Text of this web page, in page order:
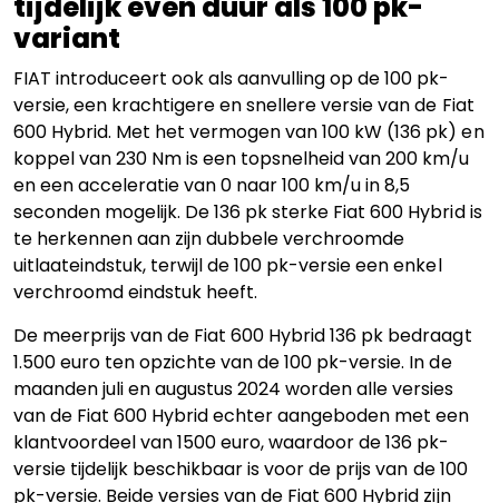
variant
FIAT introduceert ook als aanvulling op de 100 pk-
versie, een krachtigere en snellere versie van de Fiat
600 Hybrid. Met het vermogen van 100 kW (136 pk) en
koppel van 230 Nm is een topsnelheid van 200 km/u
en een acceleratie van 0 naar 100 km/u in 8,5
seconden mogelijk. De 136 pk sterke Fiat 600 Hybrid is
te herkennen aan zijn dubbele verchroomde
uitlaateindstuk, terwijl de 100 pk-versie een enkel
verchroomd eindstuk heeft.
De meerprijs van de Fiat 600 Hybrid 136 pk bedraagt
1.500 euro ten opzichte van de 100 pk-versie. In de
maanden juli en augustus 2024 worden alle versies
van de Fiat 600 Hybrid echter aangeboden met een
klantvoordeel van 1500 euro, waardoor de 136 pk-
versie tijdelijk beschikbaar is voor de prijs van de 100
pk-versie. Beide versies van de Fiat 600 Hybrid zijn